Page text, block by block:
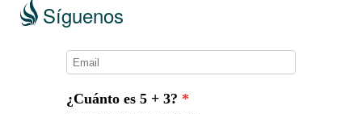
Síguenos